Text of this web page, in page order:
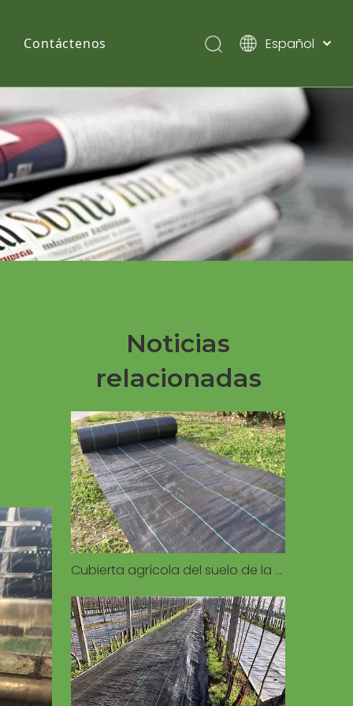
Contáctenos
Español
Pусский
Noticias
relacionadas
Cubierta agrícola del suelo de la estera de la mala hierba para la cubierta del suelo del control de la agricultura del jardín del invernadero